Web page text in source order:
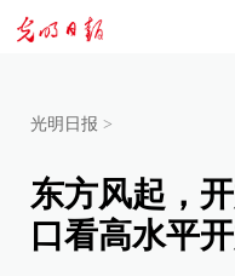
光明日报 >
东方风起，
口看高水平